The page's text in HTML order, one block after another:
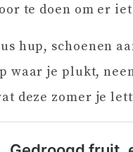
te doen om er
hup, schoenen
waar je plukt,
deze zomer je